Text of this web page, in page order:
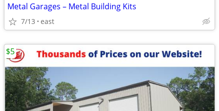
Metal Garages – Metal Building Kits
7/13 east
$5